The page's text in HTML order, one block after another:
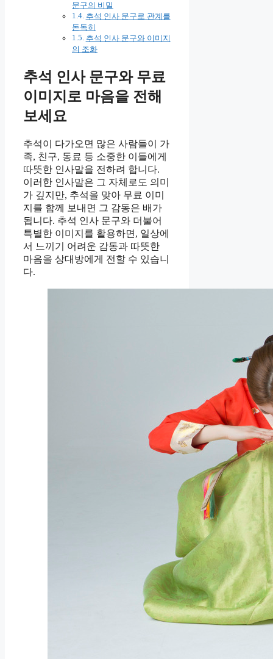
문구의 비밀
추석 인사 문구로 관계를
돈독히
추석 인사 문구와 이미지
의 조화
추석 인사 문구와 무료
이미지로 마음을 전해
보세요
추석이 다가오면 많은 사람들이 가
족, 친구, 동료 등 소중한 이들에게
따뜻한 인사말을 전하려 합니다.
이러한 인사말은 그 자체로도 의미
가 깊지만, 추석을 맞아 무료 이미
지를 함께 보내면 그 감동은 배가
됩니다. 추석 인사 문구와 더불어
특별한 이미지를 활용하면, 일상에
서 느끼기 어려운 감동과 따뜻한
마음을 상대방에게 전할 수 있습니
다.